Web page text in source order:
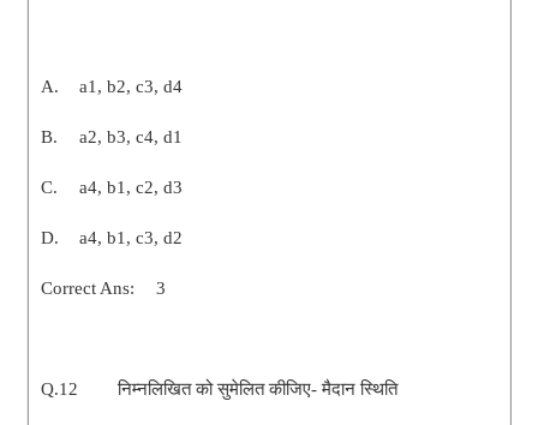
A. a1, b2, c3, d4
B. a2, b3, c4, d1
C. a4, b1, c2, d3
D. a4, b1, c3, d2
Correct Ans: 3
Q.12 निम्नलिखित को सुमेलित कीजिए- मैदान स्थिति